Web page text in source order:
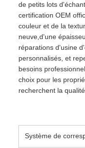
de petits lots
certification OEM
couleur et de la
neuve,d'une
réparations d'usine
personnalisés, et
besoins
choix pour les
recherchent la
Système de